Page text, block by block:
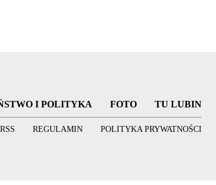
I POLITYKA FOTO TU LUBIN
RSS REGULAMIN POLITYKA PRYWATNOŚCI